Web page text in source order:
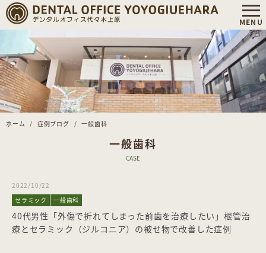
ホーム 症例ブログ 一般歯科
一般歯科
CASE
2022/10/22
セラミック
一般歯科
40代男性「外傷で折れてしまった前歯を治療したい」根管治
療とセラミック（ジルコニア）の被せ物で改善した症例